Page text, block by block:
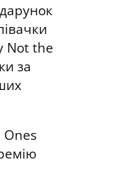
Not the
за
Ones